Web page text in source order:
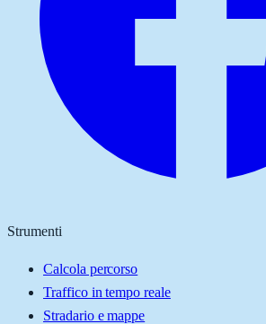
Strumenti
Calcola percorso
Traffico in tempo reale
Stradario e mappe